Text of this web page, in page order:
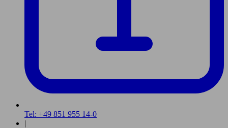
Tel: +49 851 955 14-0
|